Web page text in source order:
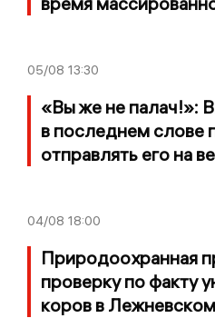
05/08 13:30
«Вы же не палач!»:
в последнем слове
отправлять его на
04/08 18:00
Природоохранная
проверку по факту
коров в